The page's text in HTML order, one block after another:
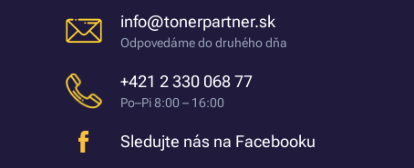
info@tonerpartner.sk
Odpovedáme do druhého dňa
+421 2 330 068 77
Po–Pi 8:00 – 16:00
Sledujte nás na Facebooku